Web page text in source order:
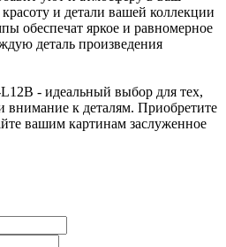
и детали вашей коллекции
обеспечат яркое и равномерное
деталь произведения
- идеальный выбор для тех,
внимание к деталям. Приобретите
вашим картинам заслуженное